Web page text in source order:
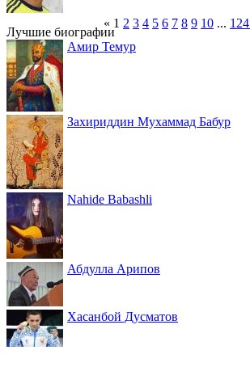
« 1 2 3 4 5 6 7 8 9 10 ... 124
Лучшие биографии
Амир Темур
Захириддин Мухаммад Бабур
Nahide Babashli
Абдулла Арипов
Хасанбой Дусматов